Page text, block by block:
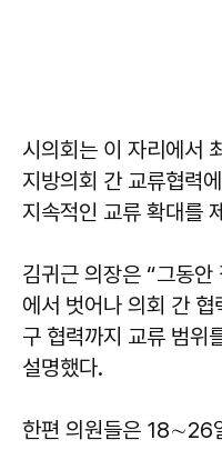
시의회는 이 자리에서
지방의회 간 교류협력
지속적인 교류 확대를
김귀근 의장은 “그동안
에서 벗어나 의회 간
구 협력까지 교류 범위
설명했다.
한편 의원들은 18∼26